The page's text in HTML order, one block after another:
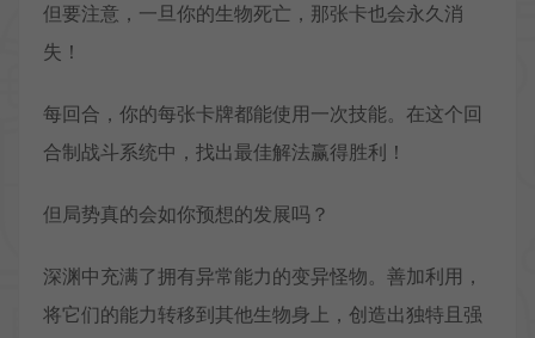
但要注意，一旦你的生物死亡，那张卡也会永久消
失！
每回合，你的每张卡牌都能使用一次技能。在这个回
合制战斗系统中，找出最佳解法赢得胜利！
但局势真的会如你预想的发展吗？
深渊中充满了拥有异常能力的变异怪物。善加利用，
将它们的能力转移到其他生物身上，创造出独特且强